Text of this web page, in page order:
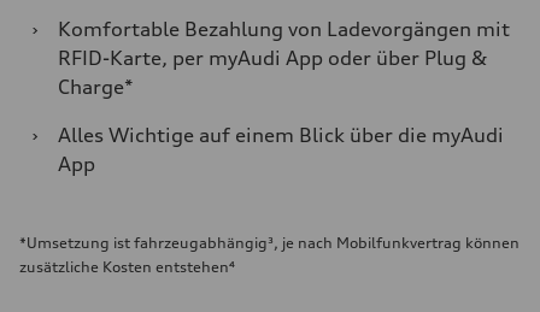
›
Komfortable Bezahlung von Ladevorgängen mit
RFID-Karte, per myAudi App oder über Plug &
Charge*
›
Alles Wichtige auf einem Blick über die myAudi
App
*Umsetzung ist fahrzeugabhängig³, je nach Mobilfunkvertrag können
zusätzliche Kosten entstehen⁴